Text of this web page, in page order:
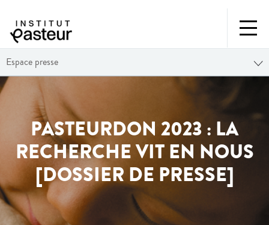
Espace presse
PASTEURDON 2023 : LA
RECHERCHE VIT EN NOUS
[DOSSIER DE PRESSE]